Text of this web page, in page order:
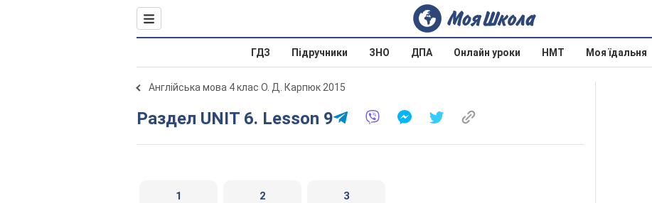
ГДЗ Підручники ЗНО ДПА Онлайн уроки НМТ Моя їдальня
Англійська мова 4 клас О. Д. Карпюк 2015
Раздел UNIT 6. Lesson 9
1 2 3